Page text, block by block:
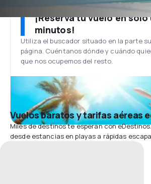
¡Reserva tu vuelo en solo
minutos!
Utiliza el buscador situado en la parte
página. Cuéntanos dónde y cuándo
que nos ocupemos del resto.
Vuelos baratos y tarifas aéreas
Miles de destinos te esperan con
desde estancias en playas a rápidas